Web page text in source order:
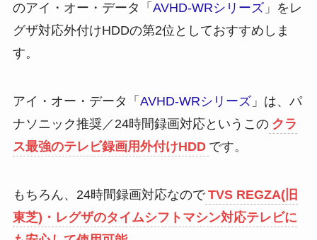
のアイ・オー・データ「 AVHD-WRシリーズ」をレ
グザ対応外付けHDDの第2位としておすすめしま
す。
アイ・オー・データ「 AVHD-WRシリーズ」は、パ
ナソニック推奨／24時間録画対応というこの クラ
ス最強のテレビ録画用外付けHDD です。
もちろん、24時間録画対応なので TVS REGZA(旧
東芝)・レグザのタイムシフトマシン対応テレビに